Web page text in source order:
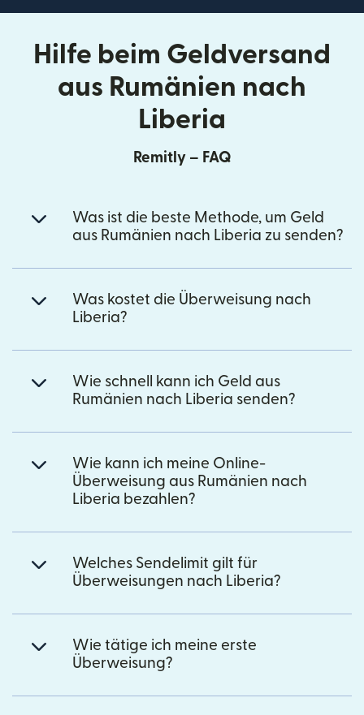
Hilfe beim Geldversand
aus Rumänien nach
Liberia
Remitly – FAQ
Was ist die beste Methode, um Geld
aus Rumänien nach Liberia zu senden?
Was kostet die Überweisung nach
Liberia?
Wie schnell kann ich Geld aus
Rumänien nach Liberia senden?
Wie kann ich meine Online-
Überweisung aus Rumänien nach
Liberia bezahlen?
Welches Sendelimit gilt für
Überweisungen nach Liberia?
Wie tätige ich meine erste
Überweisung?